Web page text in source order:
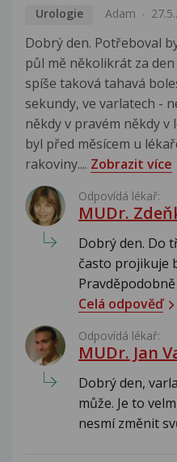
Urologie Adam
Dobrý den. Potřeboval
půl mě několikrát za
spíše taková tahavá
sekundy, ve varlatech -
někdy v pravém někdy v
byl před měsícem u
rakoviny.... Zobrazit více
Odpovídá lékař:
MUDr.
Dobrý den. Do
často projikuje
Celá odpověď
Odpovídá lékař:
MUDr. Jan
Dobrý den,
může. Je to
nesmí změnit